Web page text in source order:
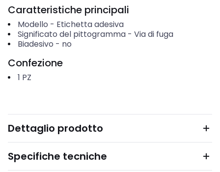
Caratteristiche principali
Modello - Etichetta adesiva
Significato del pittogramma- Via di fuga
Biadesivo - no
Confezione
1 PZ
Dettaglio prodotto
Specifiche tecniche